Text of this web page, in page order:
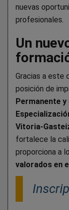
nuevas
profesionales.
Un
Gracias a este
posición de
Permanente
Vitoria-
fortalece la
proporciona a
valorados en